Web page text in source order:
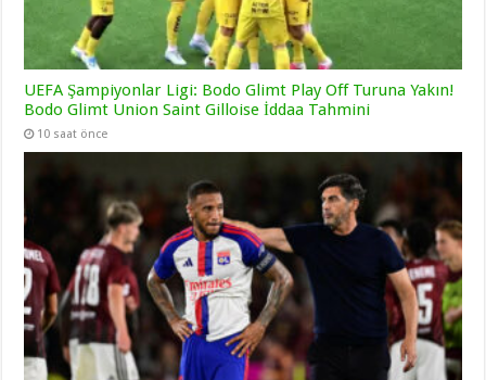
UEFA Şampiyonlar Ligi: Bodo Glimt Play Off Turuna Yakın!
Bodo Glimt Union Saint Gilloise İddaa Tahmini
10 saat önce